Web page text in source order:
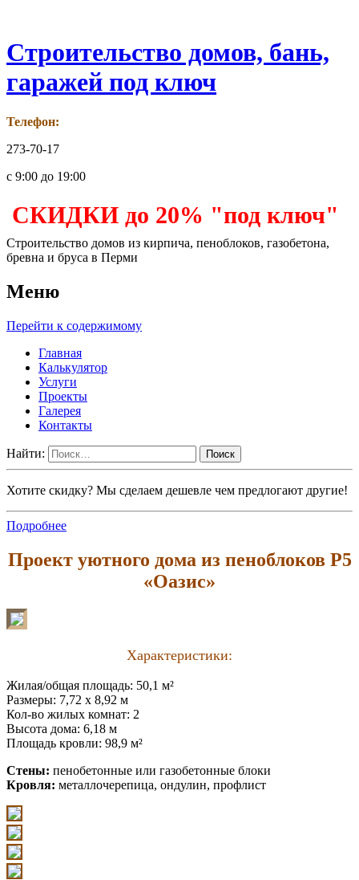
Строительство домов, бань,
гаражей под ключ
Телефон:
273-70-17
с 9:00 до 19:00
СКИДКИ до 20% "под ключ"
Строительство домов из кирпича, пеноблоков, газобетона,
бревна и бруса в Перми
Меню
Перейти к содержимому
Главная
Калькулятор
Услуги
Проекты
Галерея
Контакты
Найти:
Хотите скидку? Мы сделаем дешевле чем предлогают другие!
Подробнее
Проект уютного дома из пеноблоков P5
«Оазис»
Характеристики:
Жилая/общая площадь: 50,1 м²
Размеры: 7,72 х 8,92 м
Кол-во жилых комнат: 2
Высота дома: 6,18 м
Площадь кровли: 98,9 м²
Стены: пенобетонные или газобетонные блоки
Кровля: металлочерепица, ондулин, профлист